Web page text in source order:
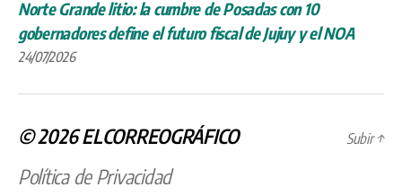
Norte Grande litio: la cumbre de Posadas con 10
gobernadores define el futuro fiscal de Jujuy y el NOA
24/07/2026
© 2026ELCORREOGRÁFICO
Política de Privacidad
Subir↑